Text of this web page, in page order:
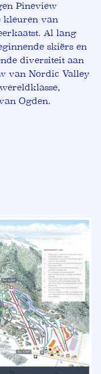
Pineview
kleuren van
Al lang
skiërs en
diversiteit aan
van Nordic Valley
Ogden.